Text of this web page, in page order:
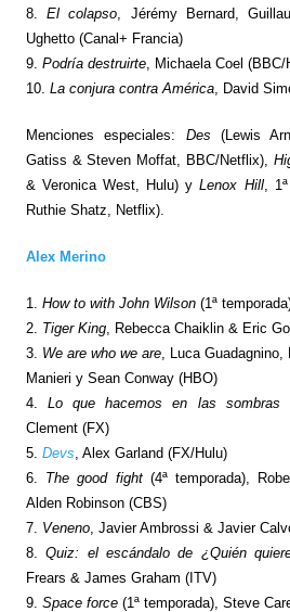
8.El colapso, Jérémy Bernard,
Ughetto (Canal+ Francia)
9. Podría destruirte, Michaela Coel (BBC/
10. La conjura contra América, David
Menciones especiales: Des (Lewis
Gatiss & Steven Moffat, BBC/Netflix),
& Veronica West, Hulu) y Lenox Hill,
Ruthie Shatz, Netflix).
Alex Merino
1. How to with John Wilson(1ª
2. Tiger King, Rebecca Chaiklin & Eric
3. We are who we are, Luca Guadagnino,
Manieri y Sean Conway (HBO)
4.Lo que hacemos en las sombras
Clement (FX)
5. Devs, Alex Garland (FX/Hulu)
6. The good fight(4ª temporada),
Alden Robinson (CBS)
7. Veneno, Javier Ambrossi & Javier
8.Quiz: el escándalo de ¿Quién
Frears & James Graham (ITV)
9. Space force(1ª temporada), Steve